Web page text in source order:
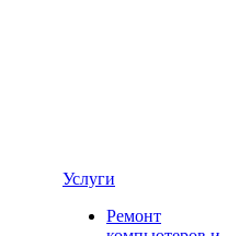
Услуги
Ремонт